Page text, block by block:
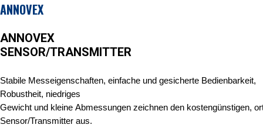
ANNOVEX
ANNOVEX
SENSOR/TRANSMITTER
Stabile Messeigenschaften, einfache und gesicherte Bedienbarkeit,
Robustheit, niedriges
Gewicht und kleine Abmessungen zeichnen den kostengünstigen,
Sensor/Transmitter aus.